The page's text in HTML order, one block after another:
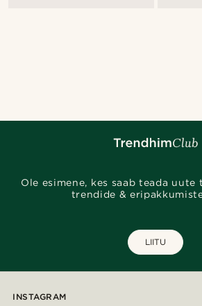
Ole esimene, kes saab teada
trendide &
LIITU
INSTAGRAM